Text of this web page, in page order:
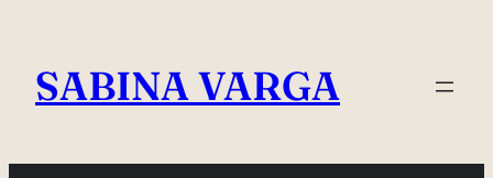
content
SABINA VARGA